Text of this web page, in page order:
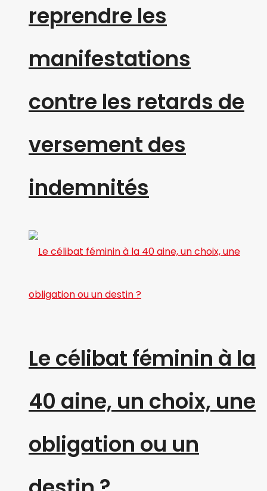
reprendre les
manifestations
contre les retards de
versement des
indemnités
Le célibat féminin à la
40 aine, un choix, une
obligation ou un